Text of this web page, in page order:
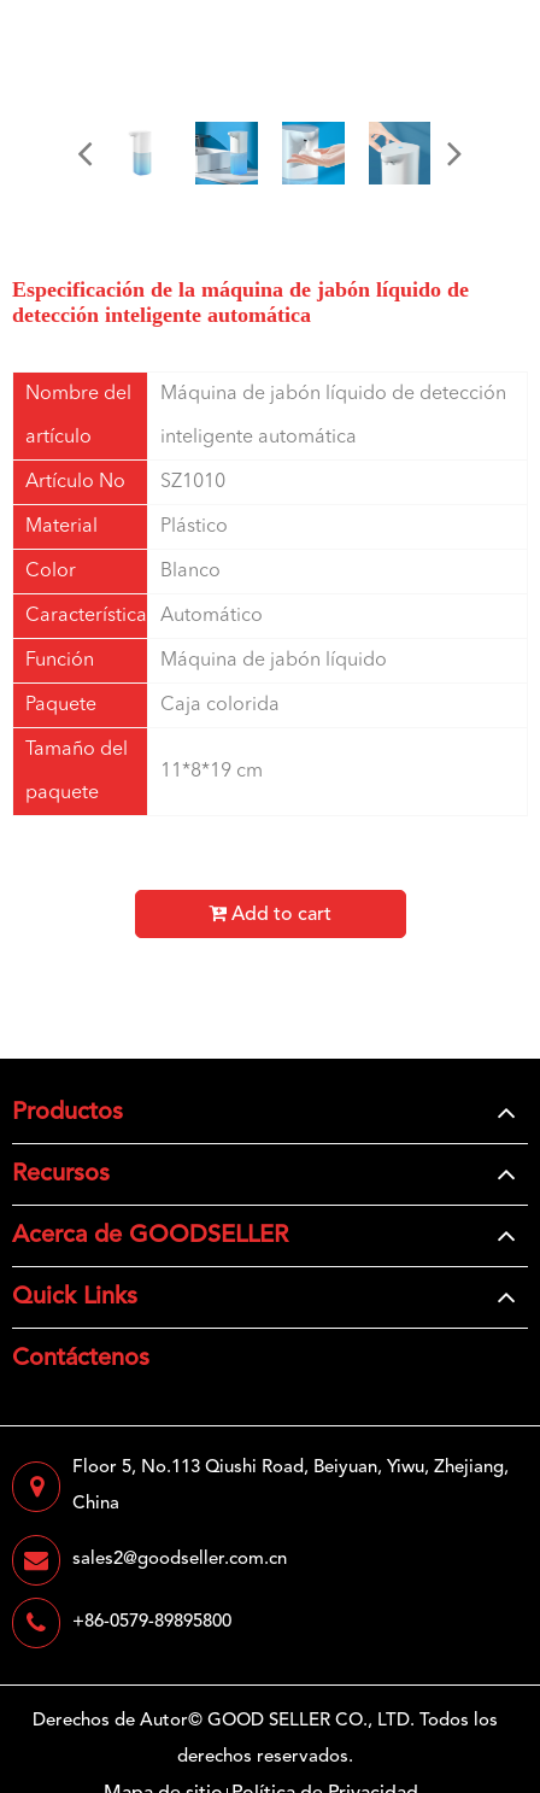
Especificación de la máquina de jabón líquido de
detección inteligente automática
Nombre del
artículo
Máquina de jabón líquido de detección
inteligente automática
Artículo No SZ1010
Material Plástico
Color Blanco
Característica Automático
Función Máquina de jabón líquido
Paquete Caja colorida
Tamaño del
paquete
11*8*19 cm
Add to cart
Productos
Recursos
Acerca de GOODSELLER
Quick Links
Contáctenos
Floor 5, No.113 Qiushi Road, Beiyuan, Yiwu, Zhejiang,
China
sales2@goodseller.com.cn
+86-0579-89895800
Derechos de Autor© GOOD SELLER CO., LTD. Todos los
derechos reservados.